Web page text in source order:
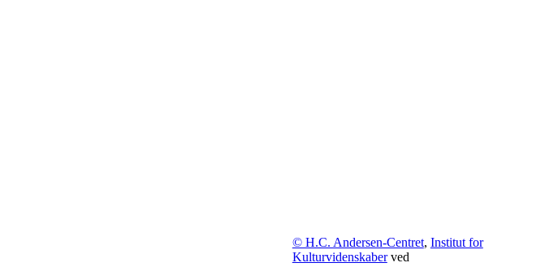
© H.C. Andersen-Centret, Institut for
Kulturvidenskaberved